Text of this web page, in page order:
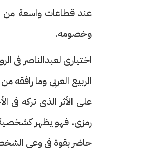
عند قطاعات واسعة من
وخصومه.
اختيارى لعبدالناصر فى
الربيع العربى وما
على الأثر الذى تركه فى
رمزى، فهو يظهر كشخصية
حاضر بقوة فى وعى